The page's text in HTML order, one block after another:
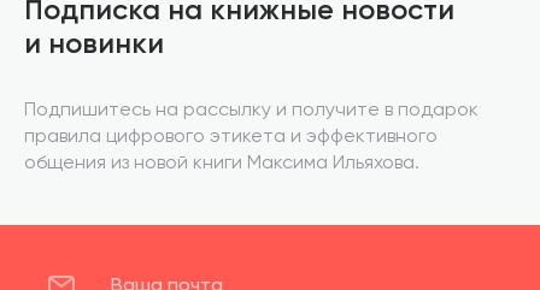
Подписка на книжные новости
и новинки
Подпишитесь на рассылку и получите в подарок
правила цифрового этикета и эффективного
общения из новой книги Максима Ильяхова.